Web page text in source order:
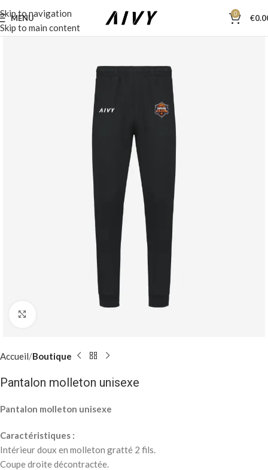
Skip to navigation
Skip to main content
MENU 0 €
Accueil Boutique
Pantalon molleton unisexe
Pantalon molleton unisexe
Caractéristiques :
Intérieur doux en molleton gratté 2 fils.
Coupe droite décontractée.